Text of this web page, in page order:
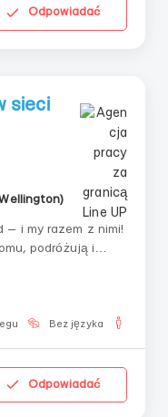
Odpowiadać
sieci
— i my razem z nimi!
podróżują i
Bez języka
Odpowiadać